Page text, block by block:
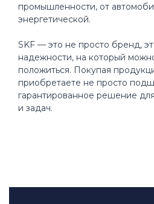
промышленности, от
энергетической.
SKF — это не просто бренд,
надежности, на который
положиться. Покупая
приобретаете не просто
гарантированное решение
и задач.